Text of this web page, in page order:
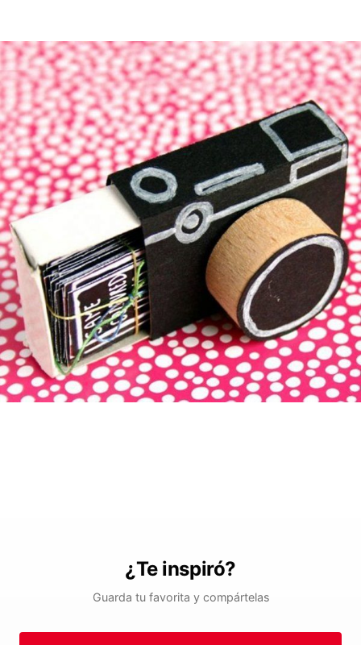
¿Te inspiró?
Guarda tu favorita y compártelas